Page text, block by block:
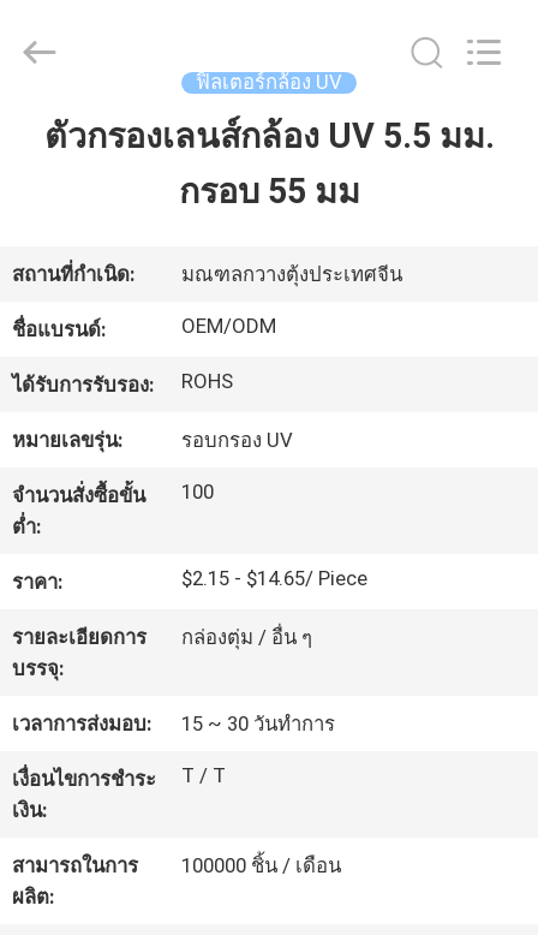
บ้าน
เกี่ยว
กับ
เรา
ทัวร์
โรงงาน
ควบคุม
คุณภาพ
ติดต่อ
เรา
Bright
Shadow
Reserved.
ฟิลเตอร์กล้อง UV
ตัวกรองเลนส์กล้อง UV 5.5 มม.
กรอบ 55 มม
สถานที่กำเนิด: มณฑลกวางตุ้งประเทศจีน
ชื่อแบรนด์: OEM/ODM
ได้รับการรับรอง: ROHS
หมายเลขรุ่น: รอบกรอง UV
จำนวนสั่งซื้อขั้น
ต่ำ:
100
ราคา: $2.15 - $14.65/ Piece
รายละเอียดการ
บรรจุ:
กล่องตุ่ม / อื่น ๆ
เวลาการส่งมอบ: 15 ~ 30 วันทำการ
เงื่อนไขการชำระ
เงิน:
T / T
สามารถในการ
ผลิต:
100000 ชิ้น / เดือน